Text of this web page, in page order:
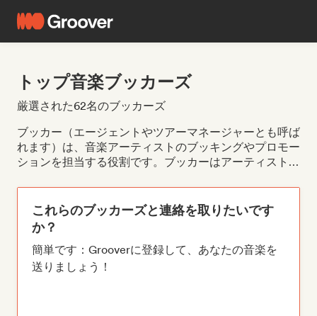
トップ音楽ブッカーズ
厳選された62名のブッカーズ
ブッカー（エージェントやツアーマネージャーとも呼ば
れます）は、音楽アーティストのブッキングやプロモー
ションを担当する役割です。ブッカーはアーティストと
メディアと連携してアーティストやライブ公演のプロモ
ーションを行います。 ブッカーに連絡を取る最良の方
法は、音楽プロモーションプラットフォーム
「Groover」を利用することです。Grooverは、アーテ
ィストとブッカーを結びつけるウェブサイトです。アー
ティストはプロフィールを作成し、自身の音楽ジャンル
これらのブッカーズと連絡を取りたいです
か？
簡単です：Grooverに登録して、あなたの音楽を
送りましょう！